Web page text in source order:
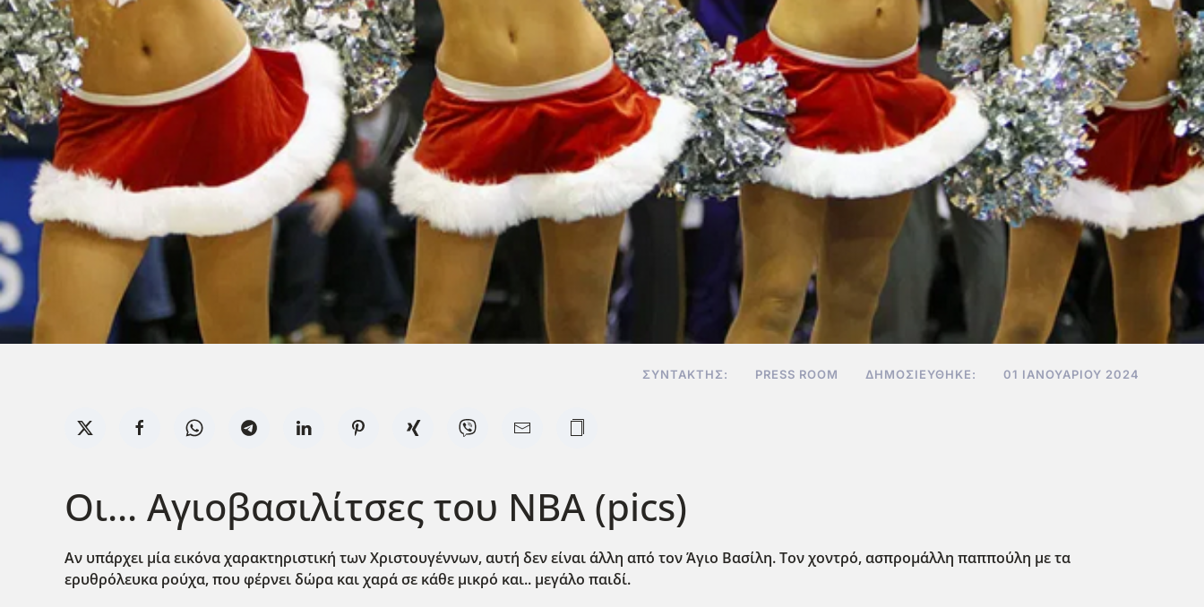
ΣΥΝΤΆΚΤΗΣ: PRESS ROOM ΔΗΜΟΣΙΕΎΘΗΚΕ: 01 ΙΑΝΟΥΑΡΊΟΥ 2024
Οι... Αγιοβασιλίτσες του ΝΒΑ (pics)
Αν υπάρχει μία εικόνα χαρακτηριστική των Χριστουγέννων, αυτή δεν είναι άλλη από τον Άγιο Βασίλη. Τον χοντρό, ασπρομάλλη παππούλη με τα
ερυθρόλευκα ρούχα, που φέρνει δώρα και χαρά σε κάθε μικρό και.. μεγάλο παιδί.